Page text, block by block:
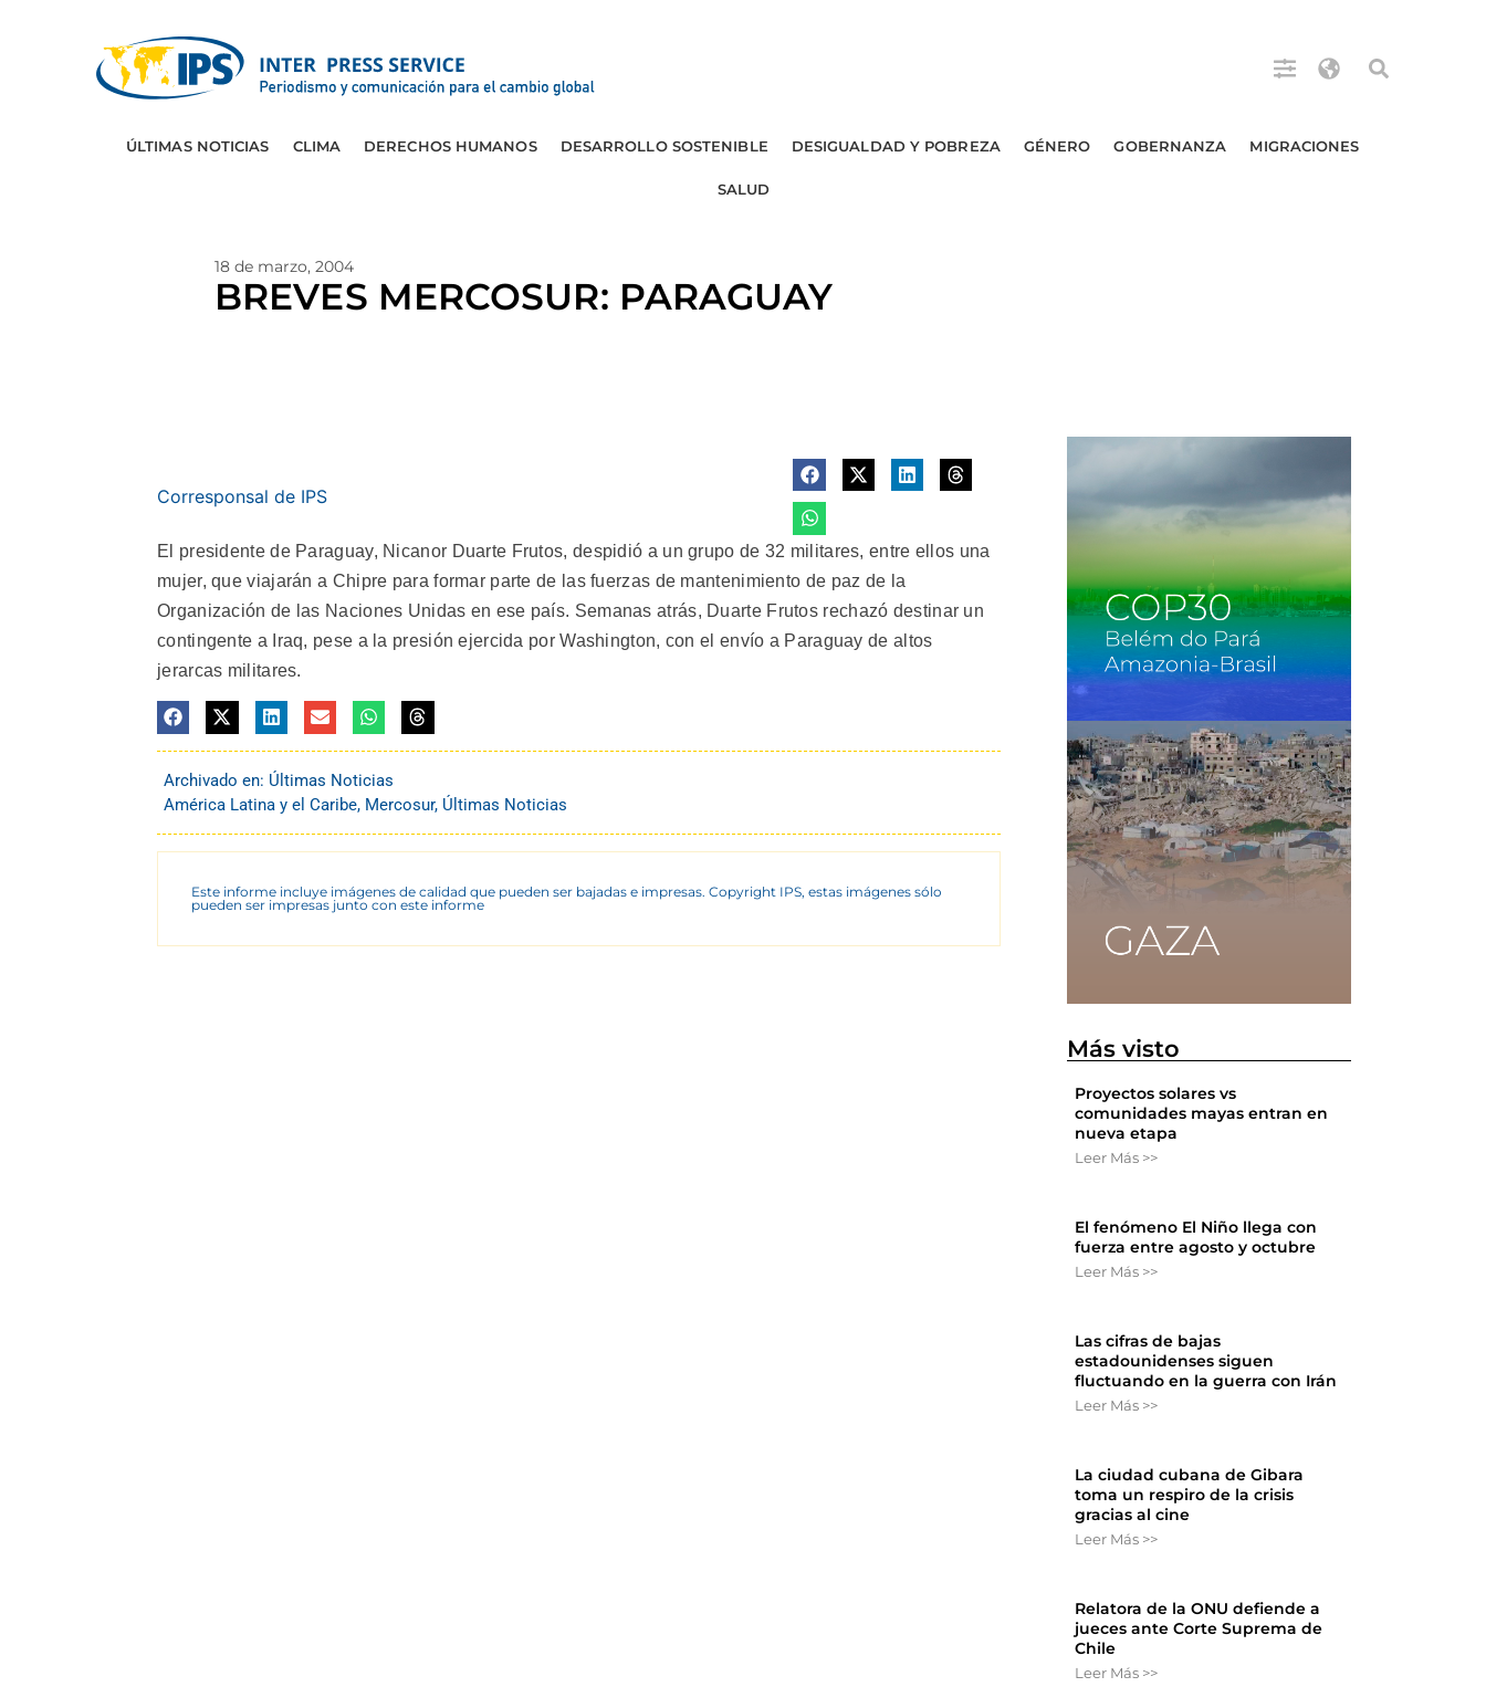
ÚLTIMAS NOTICIAS CLIMA DERECHOS HUMANOS DESARROLLO SOSTENIBLE DESIGUALDAD Y POBREZA GÉNERO GOBERNANZA MIGRACIONES
SALUD
18 de marzo, 2004
BREVES MERCOSUR: PARAGUAY
Corresponsal de IPS
El presidente de Paraguay, Nicanor Duarte Frutos, despidió a un grupo de 32 militares, entre ellos una
mujer, que viajarán a Chipre para formar parte de las fuerzas de mantenimiento de paz de la
Organización de las Naciones Unidas en ese país. Semanas atrás, Duarte Frutos rechazó destinar un
contingente a Iraq, pese a la presión ejercida por Washington, con el envío a Paraguay de altos
jerarcas militares.
Archivado en: Últimas Noticias
América Latina y el Caribe, Mercosur, Últimas Noticias
Este informe incluye imágenes de calidad que pueden ser bajadas e impresas. Copyright IPS, estas imágenes sólo
pueden ser impresas junto con este informe
Más visto
Proyectos solares vs
comunidades mayas entran en
nueva etapa
Leer Más >>
El fenómeno El Niño llega con
fuerza entre agosto y octubre
Leer Más >>
Las cifras de bajas
estadounidenses siguen
fluctuando en la guerra con Irán
Leer Más >>
La ciudad cubana de Gibara
toma un respiro de la crisis
gracias al cine
Leer Más >>
Relatora de la ONU defiende a
jueces ante Corte Suprema de
Chile
Leer Más >>